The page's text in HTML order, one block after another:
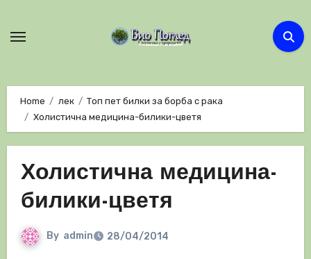
Home лек
Топ пет билки за борба с рака
Холистична медицина-билики-цветя
Холистична медицина-
билики-цветя
By admin 28/04/2014